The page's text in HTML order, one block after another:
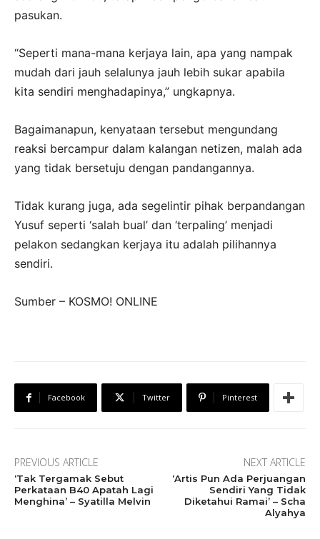
pasukan.
“Seperti mana-mana kerjaya lain, apa yang nampak
mudah dari jauh selalunya jauh lebih sukar apabila
kita sendiri menghadapinya,” ungkapnya.
Bagaimanapun, kenyataan tersebut mengundang
reaksi bercampur dalam kalangan netizen, malah ada
yang tidak bersetuju dengan pandangannya.
Tidak kurang juga, ada segelintir pihak berpandangan
Yusuf seperti ‘salah bual’ dan ‘terpaling’ menjadi
pelakon sedangkan kerjaya itu adalah pilihannya
sendiri.
Sumber – KOSMO! ONLINE
Facebook Twitter Pinterest
PREVIOUS ARTICLE
‘Tak Tergamak Sebut
Perkataan B40 Apatah Lagi
Menghina’ – Syatilla Melvin
NEXT ARTICLE
‘Artis Pun Ada Perjuangan
Sendiri Yang Tidak
Diketahui Ramai’ – Scha
Alyahya